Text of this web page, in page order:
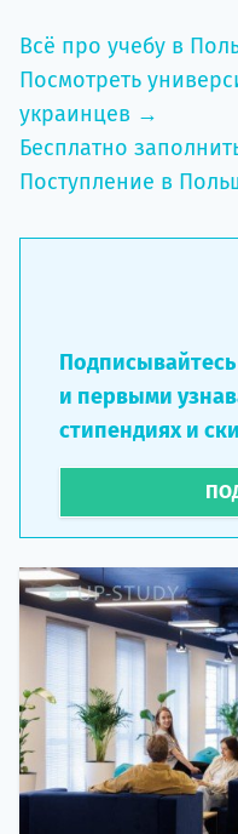
Всё про учебу в
Посмотреть
украинцев →
Бесплатно
Поступление в
и первыми
стипендиях и